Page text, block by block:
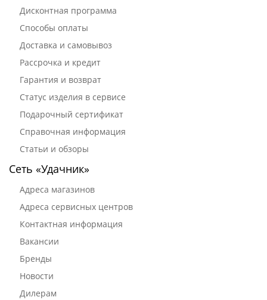
Дисконтная программа
Способы оплаты
Доставка и самовывоз
Рассрочка и кредит
Гарантия и возврат
Статус изделия в сервисе
Подарочный сертификат
Справочная информация
Статьи и обзоры
Сеть «Удачник»
Адреса магазинов
Адреса сервисных центров
Контактная информация
Вакансии
Бренды
Новости
Дилерам